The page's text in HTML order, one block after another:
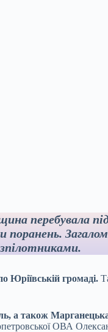
перебувала
Юріївській громаді.
а також
ОВА